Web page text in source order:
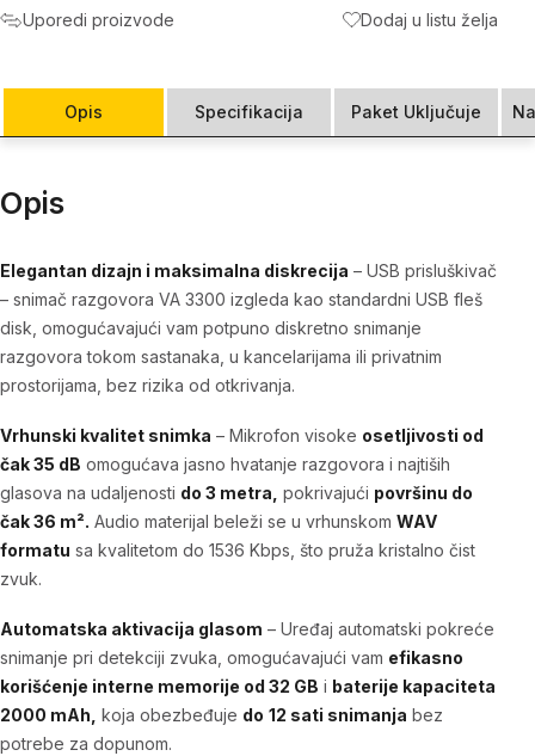
Uporedi proizvode Dodaj u listu želja
Opis Specifikacija Paket Uključuje
Opis
Elegantan dizajn i maksimalna diskrecija – USB prisluškivač
– snimač razgovora VA 3300 izgleda kao standardni USB fleš
disk, omogućavajući vam potpuno diskretno snimanje
razgovora tokom sastanaka, u kancelarijama ili privatnim
prostorijama, bez rizika od otkrivanja.
Vrhunski kvalitet snimka – Mikrofon visoke osetljivosti od
čak 35 dB omogućava jasno hvatanje razgovora i najtiših
glasova na udaljenosti do 3 metra, pokrivajući površinu do
čak 36 m². Audio materijal beleži se u vrhunskom WAV
formatu sa kvalitetom do 1536 Kbps, što pruža kristalno čist
zvuk.
Automatska aktivacija glasom – Uređaj automatski pokreće
snimanje pri detekciji zvuka, omogućavajući vam efikasno
korišćenje interne memorije od 32 GB i baterije kapaciteta
2000 mAh, koja obezbeđuje do 12 sati snimanja bez
potrebe za dopunom.